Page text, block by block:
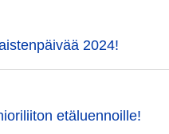
2024!
etäluennoille!